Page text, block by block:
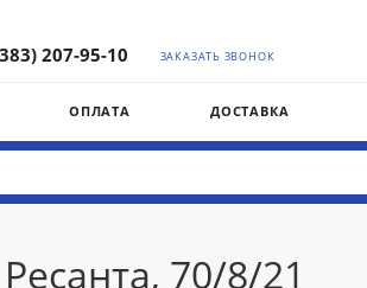
207-95-10 ЗАКАЗАТЬ ЗВОНОК
ОПЛАТА ДОСТАВКА
70/8/21